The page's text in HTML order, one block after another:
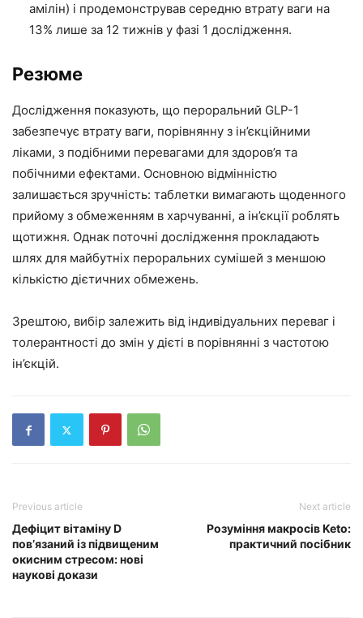
амілін) і продемонстрував середню втрату ваги на
13% лише за 12 тижнів у фазі 1 дослідження.
Резюме
Дослідження показують, що пероральний GLP-1
забезпечує втрату ваги, порівнянну з ін’єкційними
ліками, з подібними перевагами для здоров’я та
побічними ефектами. Основною відмінністю
залишається зручність: таблетки вимагають щоденного
прийому з обмеженням в харчуванні, а ін’єкції роблять
щотижня. Однак поточні дослідження прокладають
шлях для майбутніх пероральних сумішей з меншою
кількістю дієтичних обмежень.
Зрештою, вибір залежить від індивідуальних переваг і
толерантності до змін у дієті в порівнянні з частотою
ін’єкцій.
Previous article
Дефіцит вітаміну D
пов’язаний із підвищеним
окисним стресом: нові
наукові докази
Next article
Розуміння макросів Keto:
практичний посібник